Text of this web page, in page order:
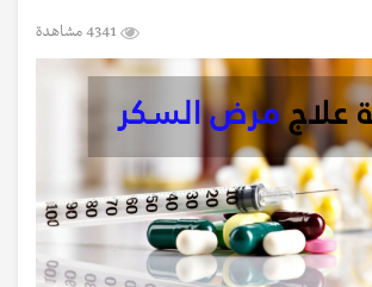
4341 مشاهدة